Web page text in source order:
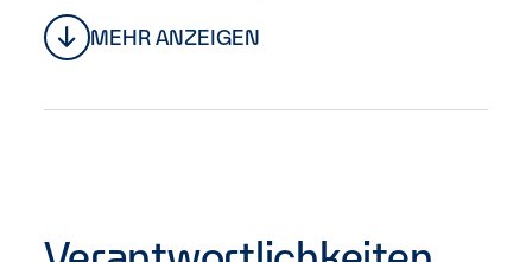
MEHR ANZEIGEN
Ländern.
bauen wirdas Unternehmen
Dein Einstieg bei uns